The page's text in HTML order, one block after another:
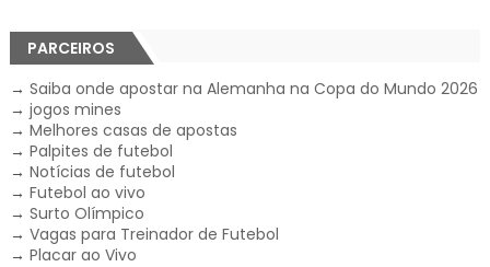
PARCEIROS
→ Saiba onde apostar na Alemanha na Copa do Mundo 2026
→ jogos mines
→ Melhores casas de apostas
→ Palpites de futebol
→ Notícias de futebol
→ Futebol ao vivo
→ Surto Olímpico
→ Vagas para Treinador de Futebol
→ Placar ao Vivo